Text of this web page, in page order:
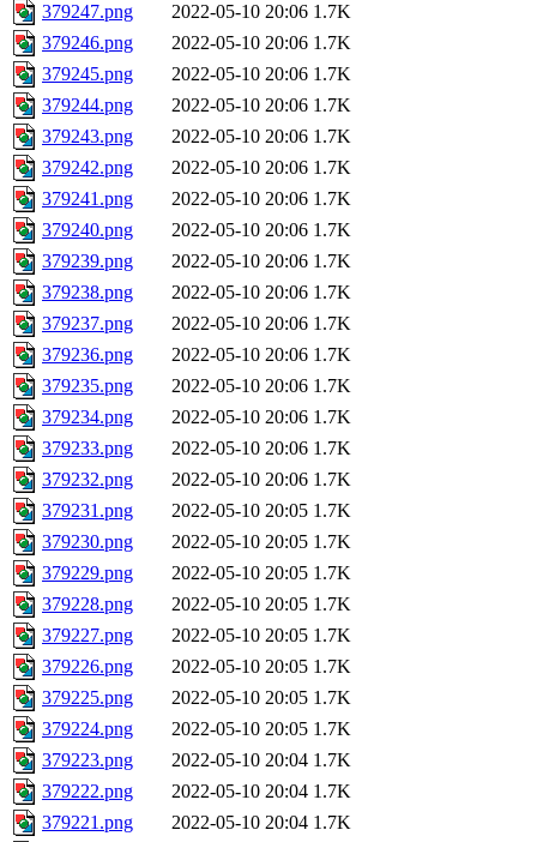
379247.png
2022-05-10 20:06 1.7K
379246.png
2022-05-10 20:06 1.7K
379245.png
2022-05-10 20:06 1.7K
379244.png
2022-05-10 20:06 1.7K
379243.png
2022-05-10 20:06 1.7K
379242.png
2022-05-10 20:06 1.7K
379241.png
2022-05-10 20:06 1.7K
379240.png
2022-05-10 20:06 1.7K
379239.png
2022-05-10 20:06 1.7K
379238.png
2022-05-10 20:06 1.7K
379237.png
2022-05-10 20:06 1.7K
379236.png
2022-05-10 20:06 1.7K
379235.png
2022-05-10 20:06 1.7K
379234.png
2022-05-10 20:06 1.7K
379233.png
2022-05-10 20:06 1.7K
379232.png
2022-05-10 20:06 1.7K
379231.png
2022-05-10 20:05 1.7K
379230.png
2022-05-10 20:05 1.7K
379229.png
2022-05-10 20:05 1.7K
379228.png
2022-05-10 20:05 1.7K
379227.png
2022-05-10 20:05 1.7K
379226.png
2022-05-10 20:05 1.7K
379225.png
2022-05-10 20:05 1.7K
379224.png
2022-05-10 20:05 1.7K
379223.png
2022-05-10 20:04 1.7K
379222.png
2022-05-10 20:04 1.7K
379221.png
2022-05-10 20:04 1.7K